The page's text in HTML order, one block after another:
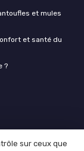
et mules
et santé du
?
sur ceux que